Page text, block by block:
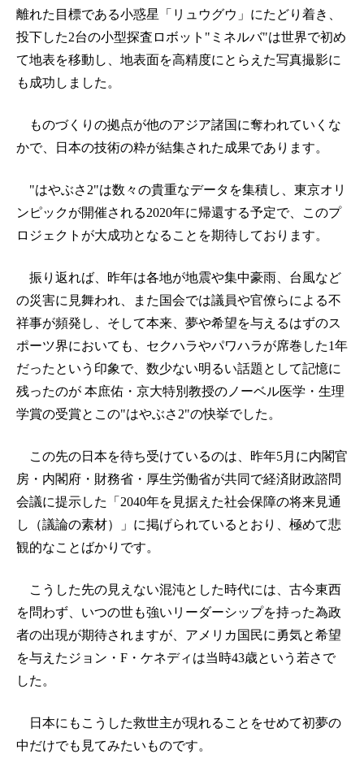
離れた目標である小惑星「リュウグウ」にたどり着き、
投下した2台の小型探査ロボット"ミネルバ"は世界で初め
て地表を移動し、地表面を高精度にとらえた写真撮影に
も成功しました。
ものづくりの拠点が他のアジア諸国に奪われていくな
かで、日本の技術の粋が結集された成果であります。
"はやぶさ2"は数々の貴重なデータを集積し、東京オリ
ンピックが開催される2020年に帰還する予定で、このプ
ロジェクトが大成功となることを期待しております。
振り返れば、昨年は各地が地震や集中豪雨、台風など
の災害に見舞われ、また国会では議員や官僚らによる不
祥事が頻発し、そして本来、夢や希望を与えるはずのス
ポーツ界においても、セクハラやパワハラが席巻した1年
だったという印象で、数少ない明るい話題として記憶に
残ったのが 本庶佑・京大特別教授のノーベル医学・生理
学賞の受賞とこの"はやぶさ2"の快挙でした。
この先の日本を待ち受けているのは、昨年5月に内閣官
房・内閣府・財務省・厚生労働省が共同で経済財政諮問
会議に提示した「2040年を見据えた社会保障の将来見通
し（議論の素材）」に掲げられているとおり、極めて悲
観的なことばかりです。
こうした先の見えない混沌とした時代には、古今東西
を問わず、いつの世も強いリーダーシップを持った為政
者の出現が期待されますが、アメリカ国民に勇気と希望
を与えたジョン・F・ケネディは当時43歳という若さで
した。
日本にもこうした救世主が現れることをせめて初夢の
中だけでも見てみたいものです。